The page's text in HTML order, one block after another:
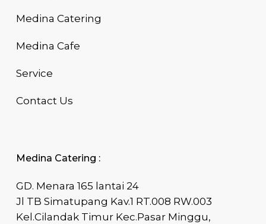
Medina Catering
Medina Cafe
Service
Contact Us
Medina Catering :
GD. Menara 165 lantai 24
Jl TB Simatupang Kav.1 RT.008 RW.003
Kel.Cilandak Timur Kec.Pasar Minggu,